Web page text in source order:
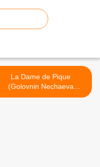
La Dame de Pique
(Golovnin Nechaeva
Stutzmann Marton) La